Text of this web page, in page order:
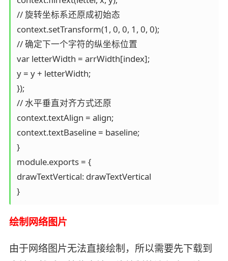
// 旋转坐标系还原成初始态
context.setTransform(1, 0, 0, 1, 0, 0);
// 确定下一个字符的纵坐标位置
var letterWidth = arrWidth[index];
y = y + letterWidth;
});
// 水平垂直对齐方式还原
context.textAlign = align;
context.textBaseline = baseline;
}
module.exports = {
drawTextVertical: drawTextVertical
}
绘制网络图片
由于网络图片无法直接绘制，所以需要先下载到